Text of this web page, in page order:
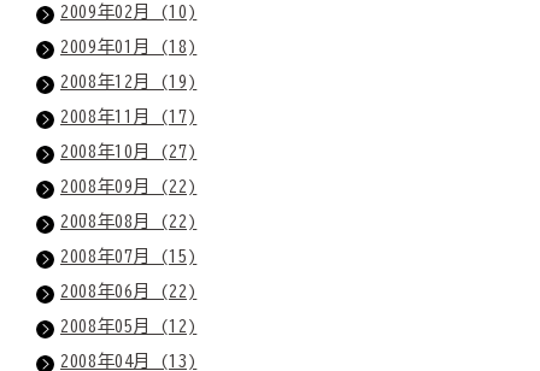
2009年02月 (10)
2009年01月 (18)
2008年12月 (19)
2008年11月 (17)
2008年10月 (27)
2008年09月 (22)
2008年08月 (22)
2008年07月 (15)
2008年06月 (22)
2008年05月 (12)
2008年04月 (13)